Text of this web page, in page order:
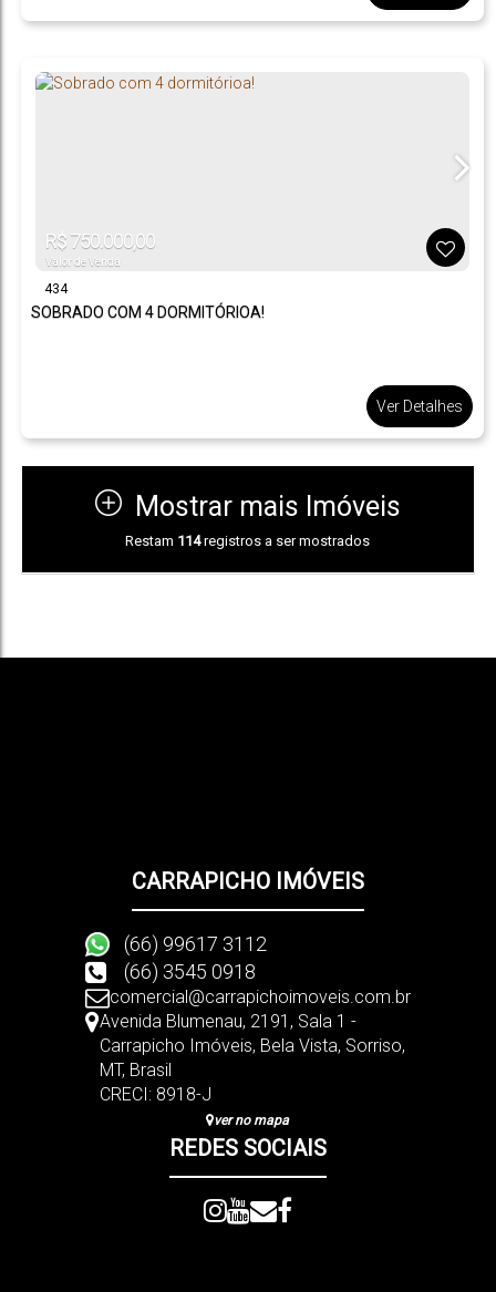
434
R$750.000,00
Valor de Venda
SOBRADO COM 4 DORMITÓRIOA!
Ver Detalhes
Mostrar mais Imóveis
Restam 114registros a ser mostrados
CARRAPICHO IMÓVEIS
(66) 99617 3112
(66) 3545 0918
comercial@carrapichoimoveis.com.br
Avenida Blumenau, 2191 , Sala 1 -
Carrapicho Imóveis, Bela Vista, Sorriso,
MT, Brasil
CRECI: 8918-J
ver no mapa
REDES SOCIAIS